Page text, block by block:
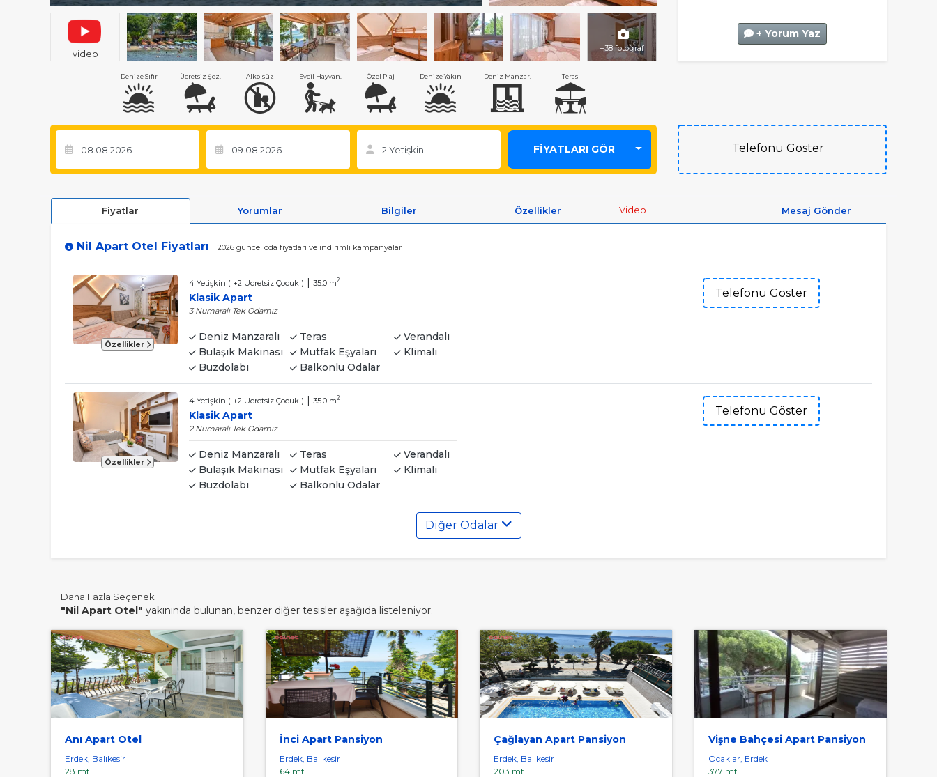
video +38 fotoğraf
+ Yorum Yaz
Denize Sıfır Ücretsiz Şez. Alkolsüz Evcil Hayvan. Özel Plaj Denize Yakın Deniz Manzar. Teras
FİYATLARI GÖR Telefonu Göster
Fiyatlar Yorumlar Bilgiler Özellikler Video Mesaj Gönder
Nil Apart Otel Fiyatları 2026 güncel oda fiyatları ve indirimli kampanyalar
Özellikler
4 Yetişkin ( +2 Ücretsiz Çocuk ) | 35.0 m2
Klasik Apart
3 Numaralı Tek Odamız
Deniz Manzaralı Teras
Verandalı
Bulaşık Makinası
Mutfak Eşyaları
Klimalı
Buzdolabı
Balkonlu Odalar
Telefonu Göster
Özellikler
4 Yetişkin ( +2 Ücretsiz Çocuk ) | 35.0 m2
Klasik Apart
2 Numaralı Tek Odamız
Deniz Manzaralı Teras
Verandalı
Bulaşık Makinası
Mutfak Eşyaları
Klimalı
Buzdolabı
Balkonlu Odalar
Telefonu Göster
Diğer Odalar
Daha Fazla Seçenek
"Nil Apart Otel" yakınında bulunan, benzer diğer tesisler aşağıda listeleniyor.
Anı Apart Otel
Erdek, Balıkesir
28 mt
İnci Apart Pansiyon
Erdek, Balıkesir
64 mt
Çağlayan Apart Pansiyon
Erdek, Balıkesir
203 mt
Vişne Bahçesi Apart Pansiyon
Ocaklar, Erdek
377 mt